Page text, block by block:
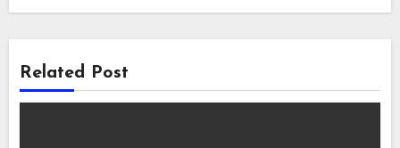
Related Post